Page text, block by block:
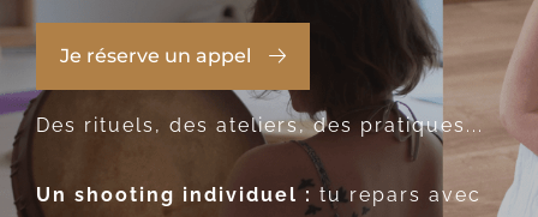
Je réserve un appel
Des rituels, des ateliers, des pratiques...
Un shooting individuel : tu repars avec